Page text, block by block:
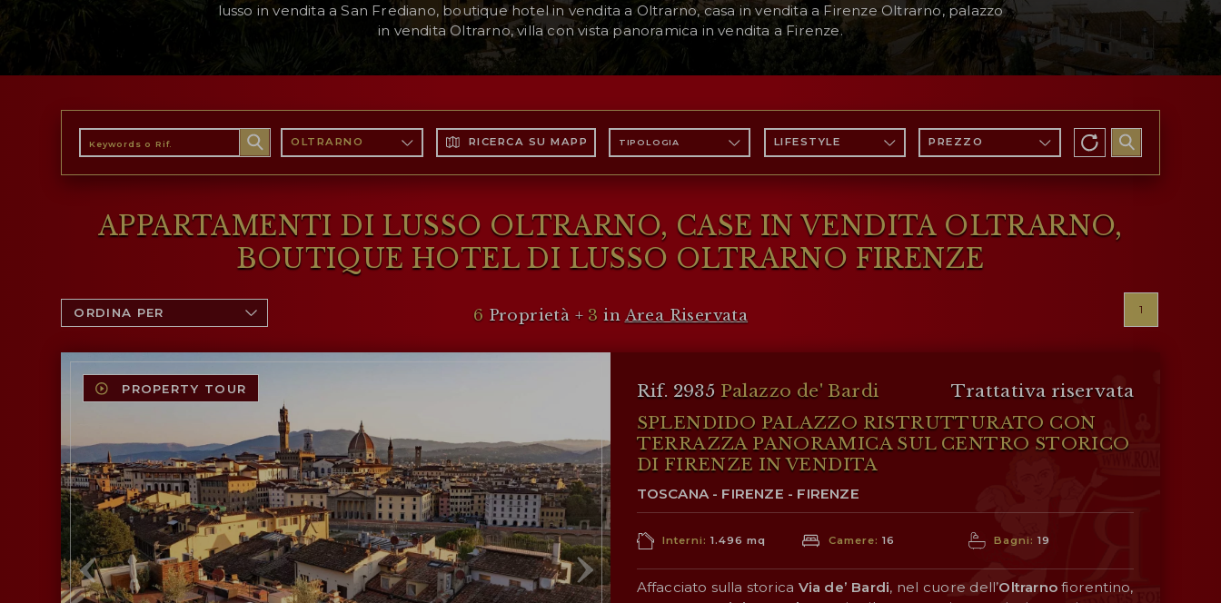
lusso in vendita a San Frediano, boutique hotel in vendita a Oltrarno, casa in vendita a Firenze Oltrarno, palazzo
in vendita Oltrarno, villa con vista panoramica in vendita a Firenze.
OLTRARNO RICERCA SU MAPPA TIPOLOGIA LIFESTYLE PREZZO
APPARTAMENTI DI LUSSO OLTRARNO, CASE IN VENDITA OLTRARNO,
BOUTIQUE HOTEL DI LUSSO OLTRARNO FIRENZE
6 Proprietà +3 in Area Riservata 1
PROPERTY TOUR Rif. 2935 Palazzo de' Bardi
Trattativa riservata
SPLENDIDO PALAZZO RISTRUTTURATO CON
TERRAZZA PANORAMICA SUL CENTRO STORICO
DI FIRENZE IN VENDITA
TOSCANA - FIRENZE - FIRENZE
Interni: 1.496 mq Camere: 16 Bagni:19
Affacciato sulla storica Via de’ Bardi, nel cuore dell’Oltrarno fiorentino,